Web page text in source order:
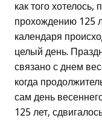
как того хотелось,
прохождению 125
календаря
целый день.
связано с днем
когда
сам день
125 лет,